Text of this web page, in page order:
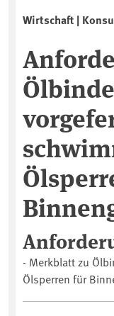
Wirtschaft |
- Merkblatt zu
Ölsperren für